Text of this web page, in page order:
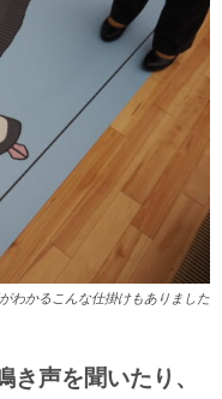
わかるこんな仕掛けもありました
き声を聞いたり、